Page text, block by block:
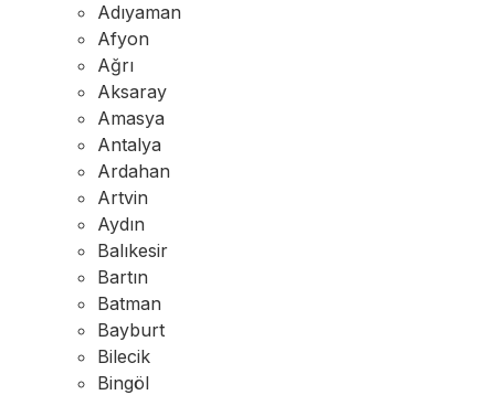
Adıyaman
Afyon
Ağrı
Aksaray
Amasya
Antalya
Ardahan
Artvin
Aydın
Balıkesir
Bartın
Batman
Bayburt
Bilecik
Bingöl